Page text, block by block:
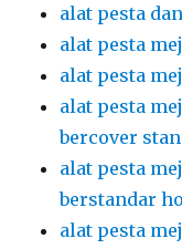
alat pesta
alat pesta
alat pesta
alat pesta
bercover
alat pesta
berstandar
alat pesta